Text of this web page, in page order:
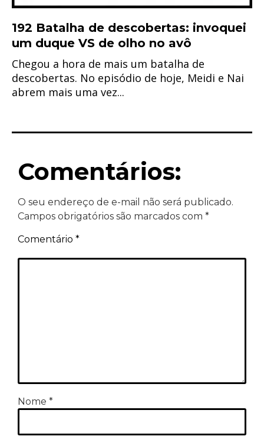
192 Batalha de descobertas: invoquei
um duque VS de olho no avô
Chegou a hora de mais um batalha de
descobertas. No episódio de hoje, Meidi e Nai
abrem mais uma vez...
Comentários:
O seu endereço de e-mail não será publicado.
Campos obrigatórios são marcados com *
Comentário *
Nome *